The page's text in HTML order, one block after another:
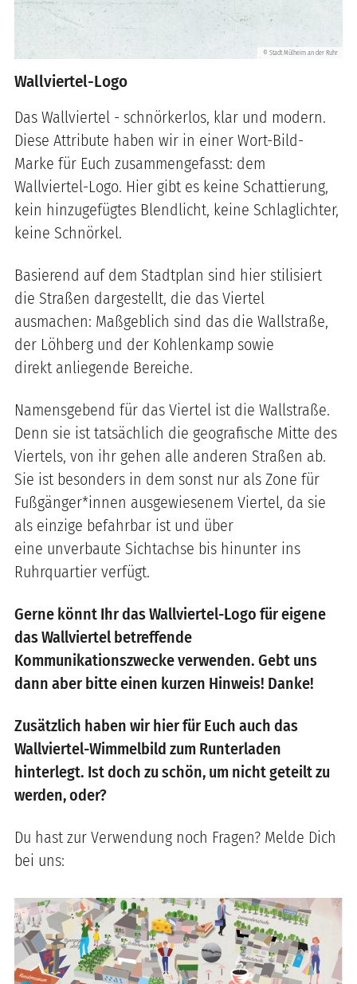
© Stadt Mülheim an der Ruhr
Wallviertel-Logo
Das Wallviertel - schnörkerlos, klar und modern.
Diese Attribute haben wir in einer Wort-Bild-
Marke für Euch zusammengefasst: dem
Wallviertel-Logo. Hier gibt es keine Schattierung,
kein hinzugefügtes Blendlicht, keine Schlaglichter,
keine Schnörkel.
Basierend auf dem Stadtplan sind hier stilisiert
die Straßen dargestellt, die das Viertel
ausmachen: Maßgeblich sind das die Wallstraße,
der Löhberg und der Kohlenkamp sowie
direkt anliegende Bereiche.
Namensgebend für das Viertel ist die Wallstraße.
Denn sie ist tatsächlich die geografische Mitte des
Viertels, von ihr gehen alle anderen Straßen ab.
Sie ist besonders in dem sonst nur als Zone für
Fußgänger*innen ausgewiesenem Viertel, da sie
als einzige befahrbar ist und über
eine unverbaute Sichtachse bis hinunter ins
Ruhrquartier verfügt.
Gerne könnt Ihr das Wallviertel-Logo für eigene
das Wallviertel betreffende
Kommunikationszwecke verwenden. Gebt uns
dann aber bitte einen kurzen Hinweis! Danke!
Zusätzlich haben wir hier für Euch auch das
Wallviertel-Wimmelbild zum Runterladen
hinterlegt. Ist doch zu schön, um nicht geteilt zu
werden, oder?
Du hast zur Verwendung noch Fragen? Melde Dich
bei uns: